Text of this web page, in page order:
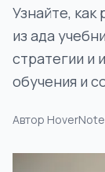
Узнайте,
из ада
стратегии и
обучения и
Автор